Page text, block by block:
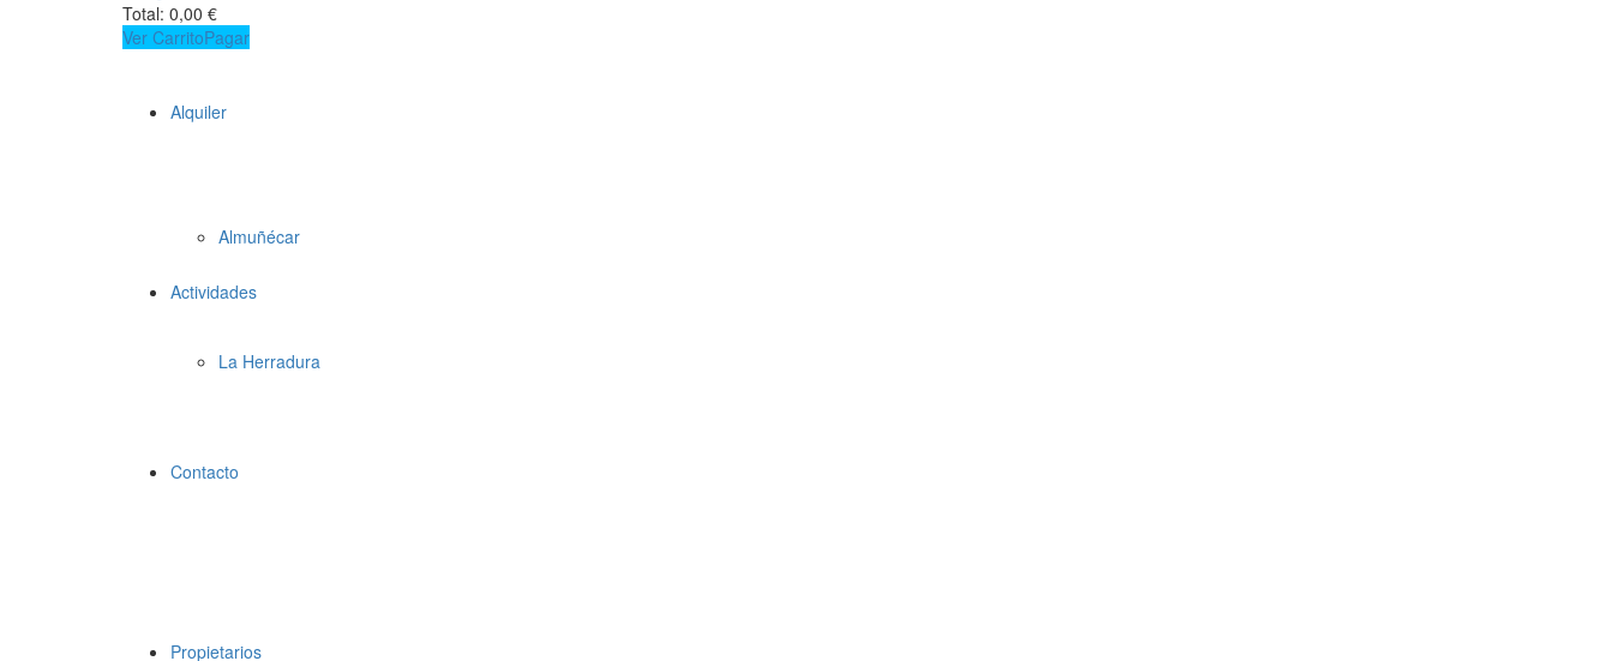
Total: 0,00 €
Ver CarritoPagar
Alquiler
Almuñécar
La Herradura
Actividades
Contacto
Propietarios